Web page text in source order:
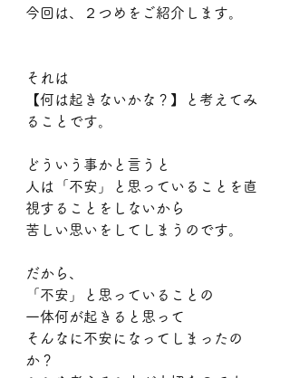
今回は、２つめをご紹介します。
それは
【何は起きないかな？】と考えてみ
ることです。
どういう事かと言うと
人は「不安」と思っていることを直
視することをしないから
苦しい思いをしてしまうのです。
だから、
「不安」と思っていることの
一体何が起きると思って
そんなに不安になってしまったの
か？